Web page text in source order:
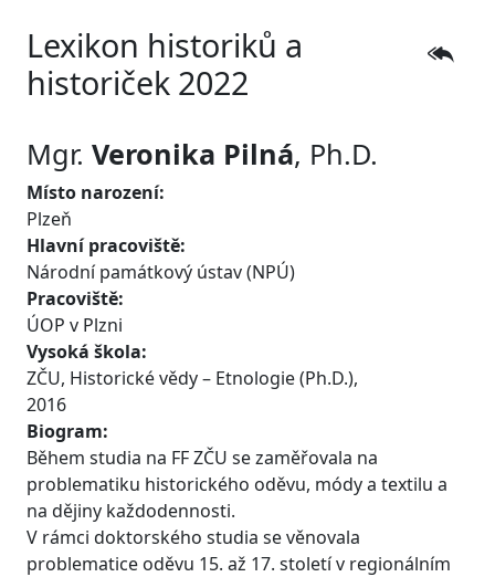
Lexikon historiků a
historiček 2022
Mgr. Veronika Pilná, Ph.D.
Místo narození:
Plzeň
Hlavní pracoviště:
Národní památkový ústav (NPÚ)
Pracoviště:
ÚOP v Plzni
Vysoká škola:
ZČU, Historické vědy – Etnologie (Ph.D.),
2016
Biogram:
Během studia na FF ZČU se zaměřovala na
problematiku historického oděvu, módy a textilu a
na dějiny každodennosti.
V rámci doktorského studia se věnovala
problematice oděvu 15. až 17. století v regionálním